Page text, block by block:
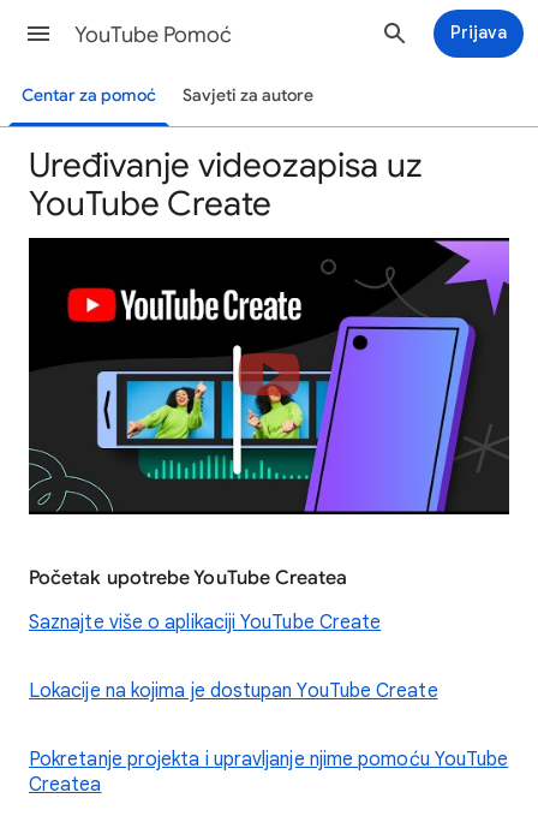
YouTube Pomoć Prijava
Centar za pomoć Savjeti za autore
Uređivanje videozapisa uz
YouTube Create
Početak upotrebe YouTube Createa
Saznajte više o aplikaciji YouTube Create
Lokacije na kojima je dostupan YouTube Create
Pokretanje projekta i upravljanje njime pomoću YouTube
Createa